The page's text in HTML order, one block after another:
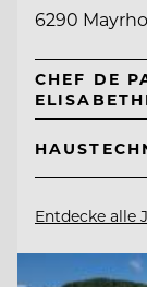
6290
CHEF DE PARTIE -
Entdecke alle